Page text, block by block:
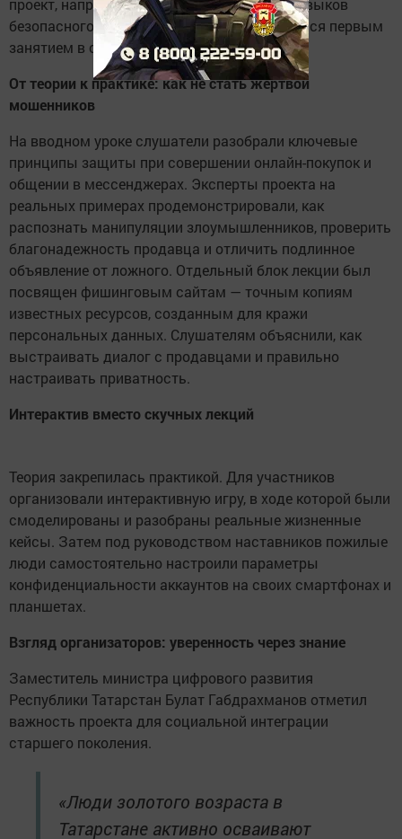
проект, направленный на формирование навыков
безопасного поведения в интернете, открылся первым
занятием в столице региона.
От теории к практике: как не стать жертвой
мошенников
На вводном уроке слушатели разобрали ключевые
принципы защиты при совершении онлайн-покупок и
общении в мессенджерах. Эксперты проекта на
реальных примерах продемонстрировали, как
распознать манипуляции злоумышленников, проверить
благонадежность продавца и отличить подлинное
объявление от ложного. Отдельный блок лекции был
посвящен фишинговым сайтам — точным копиям
известных ресурсов, созданным для кражи
персональных данных. Слушателям объяснили, как
выстраивать диалог с продавцами и правильно
настраивать приватность.
Интерактив вместо скучных лекций
Теория закрепилась практикой. Для участников
организовали интерактивную игру, в ходе которой были
смоделированы и разобраны реальные жизненные
кейсы. Затем под руководством наставников пожилые
люди самостоятельно настроили параметры
конфиденциальности аккаунтов на своих смартфонах и
планшетах.
Взгляд организаторов: уверенность через знание
Заместитель министра цифрового развития
Республики Татарстан Булат Габдрахманов отметил
важность проекта для социальной интеграции
старшего поколения.
«Люди золотого возраста в
Татарстане активно осваивают